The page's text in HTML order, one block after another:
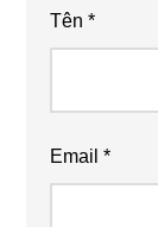
Tên*
Email*